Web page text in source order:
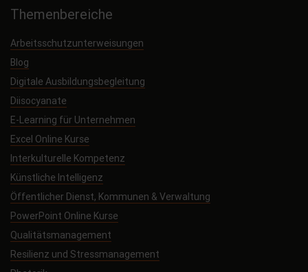
Themenbereiche
Arbeitsschutzunterweisungen
Blog
Digitale Ausbildungsbegleitung
Diisocyanate
E-Learning für Unternehmen
Excel Online Kurse
Interkulturelle Kompetenz
Künstliche Intelligenz
Öffentlicher Dienst, Kommunen & Verwaltung
PowerPoint Online Kurse
Qualitätsmanagement
Resilienz und Stressmanagement